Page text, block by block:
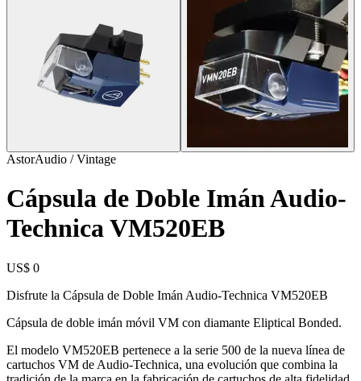
AstorAudio / Vintage
Cápsula de Doble Imán Audio-
Technica VM520EB
US$ 0
Disfrute la Cápsula de Doble Imán Audio-Technica VM520EB
Cápsula de doble imán móvil VM con diamante Eliptical Bonded.
El modelo VM520EB pertenece a la serie 500 de la nueva línea de
cartuchos VM de Audio-Technica, una evolución que combina la